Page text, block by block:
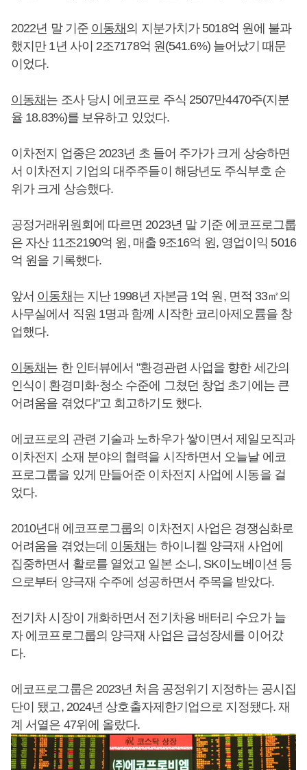
2022년 말 기준 이동채의 지분가치가 5018억 원에 불과
했지만 1년 사이 2조7178억 원(541.6%) 늘어났기 때문
이었다.
이동채는 조사 당시 에코프로 주식 2507만4470주(지분
율 18.83%)를 보유하고 있었다.
이차전지 업종은 2023년 초 들어 주가가 크게 상승하면
서 이차전지 기업의 대주주들이 해당년도 주식부호 순
위가 크게 상승했다.
공정거래위원회에 따르면 2023년 말 기준 에코프로그룹
은 자산 11조2190억 원, 매출 9조16억 원, 영업이익 5016
억 원을 기록했다.
앞서 이동채는 지난 1998년 자본금 1억 원, 면적 33㎡의
사무실에서 직원 1명과 함께 시작한 코리아제오륨을 창
업했다.
이동채는 한 인터뷰에서 "환경관련 사업을 향한 세간의
인식이 환경미화·청소 수준에 그쳤던 창업 초기에는 큰
어려움을 겪었다"고 회고하기도 했다.
에코프로의 관련 기술과 노하우가 쌓이면서 제일모직과
이차전지 소재 분야의 협력을 시작하면서 오늘날 에코
프로그룹을 있게 만들어준 이차전지 사업에 시동을 걸
었다.
2010년대 에코프로그룹의 이차전지 사업은 경쟁심화로
어려움을 겪었는데 이동채는 하이니켈 양극재 사업에
집중하면서 활로를 열었고 일본 소니, SK이노베이션 등
으로부터 양극재 수주에 성공하면서 주목을 받았다.
전기차 시장이 개화하면서 전기차용 배터리 수요가 늘
자 에코프로그룹의 양극재 사업은 급성장세를 이어갔
다.
에코프로그룹은 2023년 처음 공정위기 지정하는 공시집
단이 됐고, 2024년 상호출자제한기업으로 지정됐다. 재
계 서열은 47위에 올랐다.